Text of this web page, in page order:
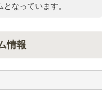
なっています。
情報